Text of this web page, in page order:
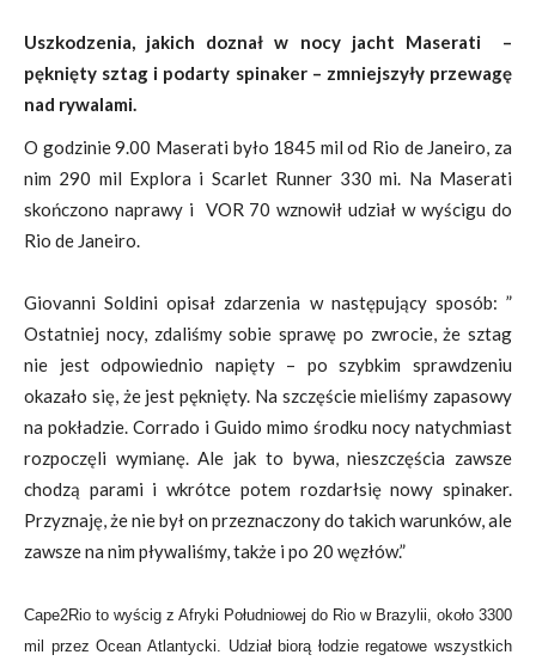
Uszkodzenia, jakich doznał w nocy jacht Maserati –
pęknięty sztag i podarty spinaker – zmniejszyły przewagę
nad rywalami.
O godzinie 9.00 Maserati było 1845 mil od Rio de Janeiro, za
nim 290 mil Explora i Scarlet Runner 330 mi. Na Maserati
skończono naprawy i VOR 70 wznowił udział w wyścigu do
Rio de Janeiro.
Giovanni Soldini opisał zdarzenia w następujący sposób: ”
Ostatniej nocy, zdaliśmy sobie sprawę po zwrocie, że sztag
nie jest odpowiednio napięty – po szybkim sprawdzeniu
okazało się, że jest pęknięty. Na szczęście mieliśmy zapasowy
na pokładzie. Corrado i Guido mimo środku nocy natychmiast
rozpoczęli wymianę.Ale jak to bywa, nieszczęścia zawsze
chodzą parami i wkrótce potem rozdarłsięnowy spinaker.
Przyznaję, że nie był on przeznaczony do takich warunków, ale
zawsze na nim pływaliśmy, także i po 20 węzłów.”
Cape2Rio to wyścig z Afryki Południowej do Rio w Brazylii, około 3300
mil przez Ocean Atlantycki. Udział biorą łodzie regatowe wszystkich